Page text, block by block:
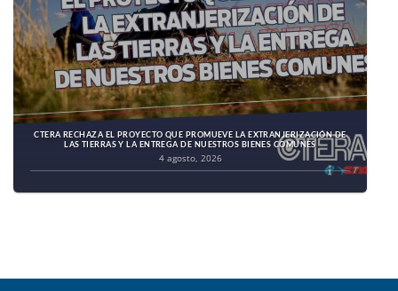
CTERA RECHAZA EL PROYECTO QUE PROMUEVE LA EXTRANJERIZACIÓN DE
LAS TIERRAS Y LA ENTREGA DE NUESTROS BIENES COMUNES
4 agosto, 2026